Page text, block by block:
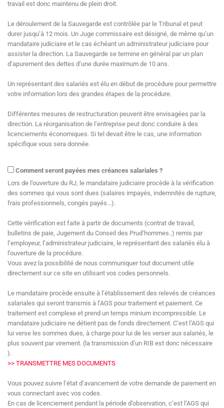
travail est donc maintenu de plein droit.
Le déroulement de la Sauvegarde est contrôlée par le Tribunal et peut
durer jusqu’à 12 mois. Un Juge commissaire est désigné, de même qu’un
mandataire judiciaire et le cas échéant un administrateur judiciaire pour
assister la direction. La Sauvegarde se termine en général par un plan
d’apurement des dettes d’une durée maximum de 10 ans.
Un représentant des salariés est élu en début de procédure pour permettre
votre information lors des grandes étapes de la procédure.
Différentes mesures de restructuration peuvent être envisagées par la
direction. La réorganisation de l’entreprise peut donc conduire à des
licenciements économiques. Si tel devait être le cas, une information
spécifique vous sera donnée.
Comment seront payées mes créances salariales ?
Lors de l’ouverture du RJ, le mandataire judiciaire procède à la vérification
des sommes qui vous sont dues (salaires impayés, indemnités de rupture,
frais professionnels, congés payés...).
Cette vérification est faite à partir de documents (contrat de travail,
bulletins de paie, Jugement du Conseil des Prud’hommes..) remis par
l’employeur, l’administrateur judiciaire, le représentant des salariés élu à
l’ouverture de la procédure.
Vous avez la possibilité de nous communiquer tout document utile
directement sur ce site en utilisant vos codes personnels.
Le mandataire procède ensuite à l’établissement des relevés de créances
salariales qui seront transmis à l’AGS pour traitement et paiement. Ce
traitement est complexe et prend un temps minium incompressible. Le
mandataire judiciaire ne détient pas de fonds directement. C’est l’AGS qui
lui verse les sommes dues, à charge pour lui de les verser aux salariés, le
plus souvent par virement. (la transmission d’un RIB est donc nécessaire
).
>> TRANSMETTRE MES DOCUMENTS
Vous pouvez suivre l’état d’avancement de votre demande de paiement en
vous connectant avec vos codes.
En cas de licenciement pendant la période d’observation, c’est l’AGS qui